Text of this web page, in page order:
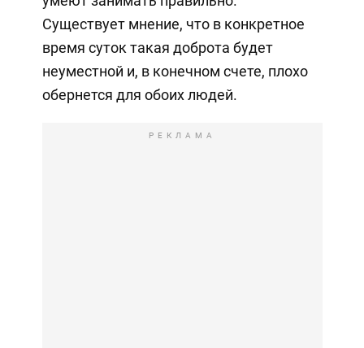
Существует мнение, что в конкретное
время суток такая доброта будет
неуместной и, в конечном счете, плохо
обернется для обоих людей.
РЕКЛАМА